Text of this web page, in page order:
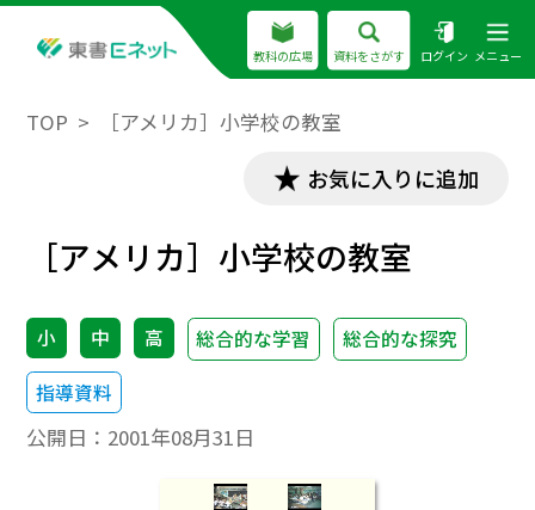
教科の広場 資料をさがす ログイン メニュー
TOP ［アメリカ］小学校の教室
お気に入りに追加
［アメリカ］小学校の教室
小 中 高 総合的な学習
総合的な探究
指導資料
公開日： 2001年08月31日